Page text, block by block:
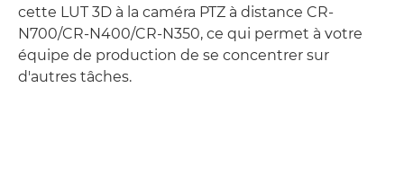
cette LUT 3D à la caméra PTZ à distance CR-
N700/CR-N400/CR-N350, ce qui permet à votre
équipe de production de se concentrer sur
d'autres tâches.